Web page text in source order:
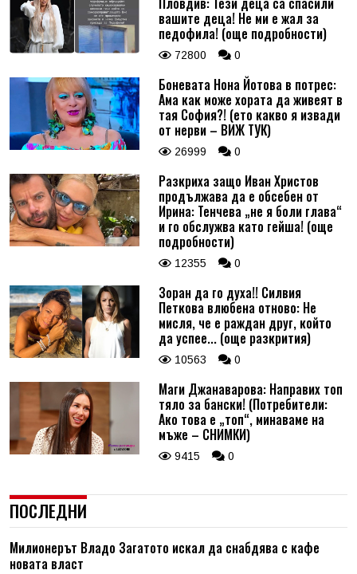
вашите деца! Не ми е жал за
педофила! (още подробности)
72800 0
Боневата Нона Йотова в потрес:
Ама как може хората да живеят в
тая София?! (ето какво я извади
от нерви – ВИЖ ТУК)
26999 0
Разкриха защо Иван Христов
продължава да е обсебен от
Ирина: Тенчева „не я боли глава“
и го обслужва като гейша! (още
подробности)
12355 0
Зоран да го духа!! Силвия
Петкова влюбена отново: Не
мисля, че е раждан друг, който
да успее... (още разкрития)
10563 0
Маги Джанаварова: Направих топ
тяло за бански! (Потребители:
Ако това е „топ“, минаваме на
мъже – СНИМКИ)
9415 0
ПОСЛЕДНИ
Милионерът Владо Загатото искал да снабдява с кафе
новата власт